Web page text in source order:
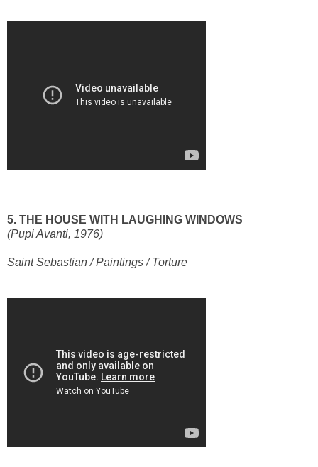
5. THE HOUSE WITH LAUGHING WINDOWS
(Pupi Avanti, 1976)
Saint Sebastian / Paintings / Torture